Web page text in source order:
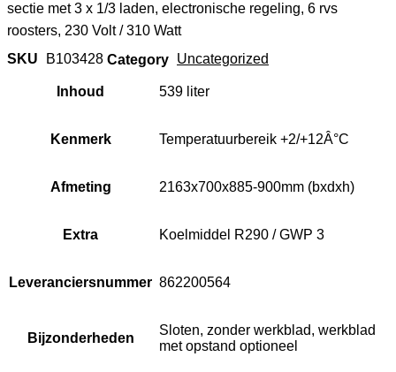
sectie met 3 x 1/3 laden, electronische regeling, 6 rvs
roosters, 230 Volt / 310 Watt
SKU
B103428 Category Uncategorized
Inhoud 539 liter
Kenmerk Temperatuurbereik +2/+12Â°C
Afmeting 2163x700x885-900mm (bxdxh)
Extra Koelmiddel R290 / GWP 3
Leveranciersnummer 862200564
Bijzonderheden
Sloten, zonder werkblad, werkblad
met opstand optioneel